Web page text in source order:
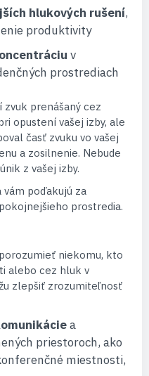
hlukových rušení,
produktivity
v
prostrediach
zvuk prenášaný cez
opustení vašej izby, ale
časť zvuku vo vašej
a zosilnenie. Nebude
z vašej izby.
vám poďakujú za
prostredia.
niekomu, kto
alebo cez hluk v
zlepšiť zrozumiteľnosť
a
priestoroch, ako
miestnosti,